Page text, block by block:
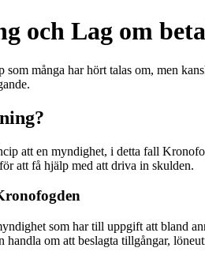
och Lag om
som många har hört talas om, men
att en myndighet, i detta fall
att få hjälp med att driva in skulden.
som har till uppgift att bland
handla om att beslagta tillgångar,